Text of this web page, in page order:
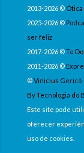
2013-2026 ©
2025-2026 ©
ser feliz
2017-2026 ©Te
2011-2026 ©
©Vinicius Gericó
By Tecnologia do
Este site pode
oferecer
uso de cookies.